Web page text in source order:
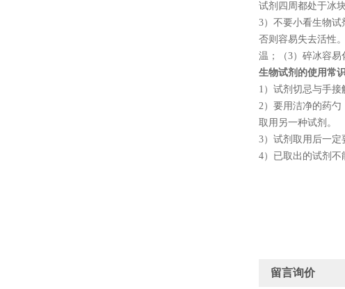
试剂四周都处于冰
3）不要小看生物
否则容易失去活性
温；（3）碎冰容易
生物试剂的使用常识
1 ）试剂切忌与手接
2）要用洁净的药
取用另一种试剂。
3）试剂取用后一
4）已取出的试剂不
留言询价